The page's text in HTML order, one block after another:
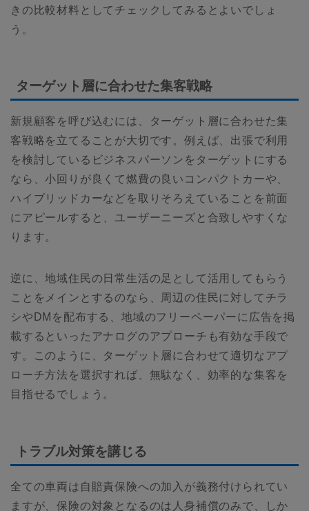
きの比較材料としてチェックしてみるとよいでしょ
う。
ターゲット層に合わせた集客戦略
新規顧客を呼び込むには、ターゲット層に合わせた集
客戦略を立てることが大切です。例えば、出張で利用
を検討しているビジネスパーソンをターゲットにする
なら、小回りが良くて燃費の良いコンパクトカーや、
ハイブリッドカーなどを取りそろえていることを前面
にアピールすると、ユーザーニーズと合致しやすくな
ります。
逆に、地域住民の日常生活の足として活用してもらう
ことをメインとするのなら、周辺の住民に対してチラ
シやDMを配布する、地域のフリーペーパーに広告を掲
載するといったアナログのアプローチも有効な手段で
す。このように、ターゲット層に合わせて適切なアプ
ローチ方法を選択すれば、無駄なく、効率的な集客を
目指せるでしょう。
トラブル対策を講じる
全ての車両は自賠責保険への加入が義務付けられてい
ますが、保険の対象となるのは人身補償のみで、しか